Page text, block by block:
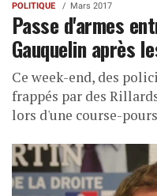
POLITIQUE Mars 2017
Passe d'armes
Gauquelin après
Ce week-end, des
frappés par des
lors d'une course-